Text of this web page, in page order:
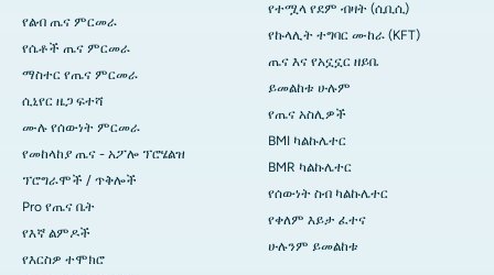
የልብ ጤና ምርመራ
የሴቶች ጤና ምርመራ
ማስተር የጤና ምርመራ
ሲኒየር ዜጋ ፍተሻ
ሙሉ የሰውነት ምርመራ
የመከላከያ ጤና - አፖሎ ፕሮሄልዝ
ፕሮግራሞች / ጥቅሎች
Pro የጤና ቤት
የእኛ ልምዶች
የእርስዎ ተሞክሮ
የተሟላ የደም ብዛት (ሲቢሲ)
የኩላሊት ተግባር ሙከራ (KFT)
ጤና እና የአኗኗር ዘይቤ
ይመልከቱ ሁሉም
የጤና አስሊዎች
BMI ካልኩሌተር
BMR ካልኩሌተር
የሰውነት ስብ ካልኩሌተር
የቀለም እይታ ፈተና
ሁሉንም ይመልከቱ